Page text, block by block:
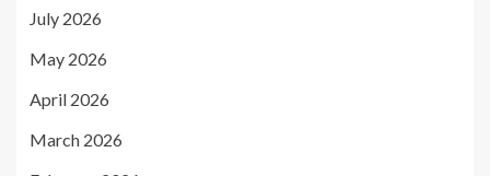
July 2026
May 2026
April 2026
March 2026